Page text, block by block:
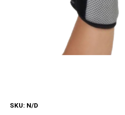
SKU: N/D